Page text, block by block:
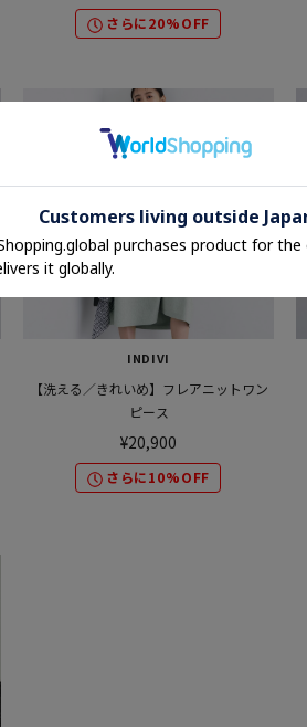
さらに20%OFF
INDIVI
【洗える／きれいめ】フレアニットワン
ピース
¥20,900
さらに10%OFF